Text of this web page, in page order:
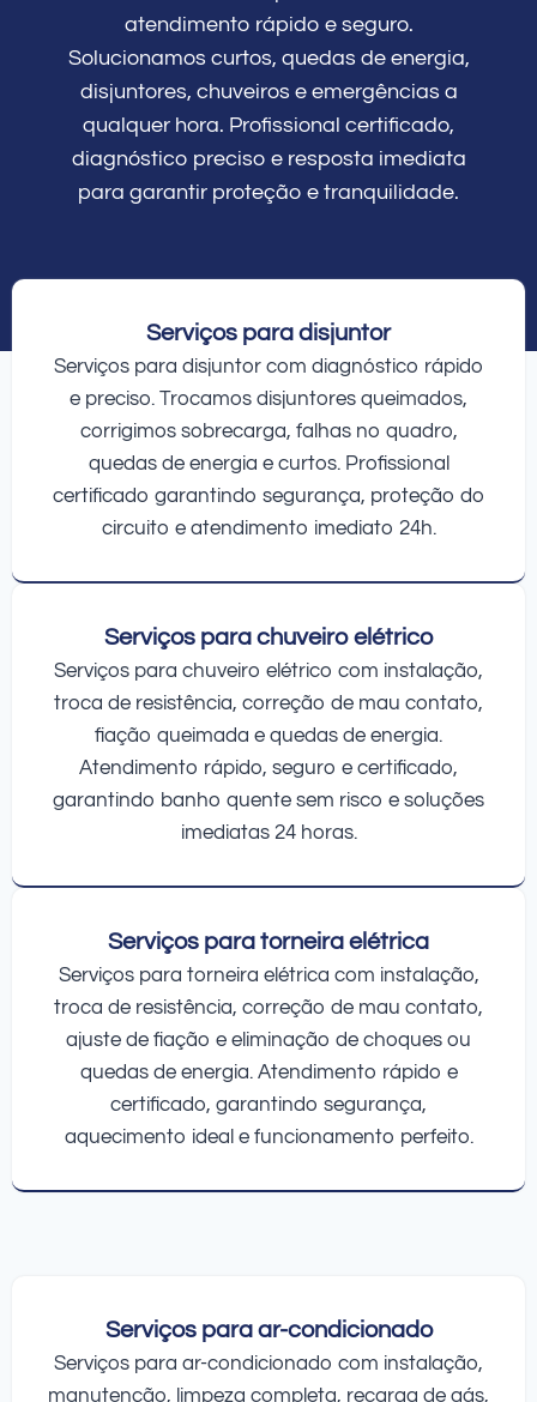
atendimento rápido e seguro.
Solucionamos curtos, quedas de energia,
disjuntores, chuveiros e emergências a
qualquer hora. Profissional certificado,
diagnóstico preciso e resposta imediata
para garantir proteção e tranquilidade.
Serviços para disjuntor
Serviços para disjuntor com diagnóstico rápido
e preciso. Trocamos disjuntores queimados,
corrigimos sobrecarga, falhas no quadro,
quedas de energia e curtos. Profissional
certificado garantindo segurança, proteção do
circuito e atendimento imediato 24h.
Serviços para chuveiro elétrico
Serviços para chuveiro elétrico com instalação,
troca de resistência, correção de mau contato,
fiação queimada e quedas de energia.
Atendimento rápido, seguro e certificado,
garantindo banho quente sem risco e soluções
imediatas 24 horas.
Serviços para torneira elétrica
Serviços para torneira elétrica com instalação,
troca de resistência, correção de mau contato,
ajuste de fiação e eliminação de choques ou
quedas de energia. Atendimento rápido e
certificado, garantindo segurança,
aquecimento ideal e funcionamento perfeito.
Serviços para ar-condicionado
Serviços para ar-condicionado com instalação,
manutenção, limpeza completa, recarga de gás,